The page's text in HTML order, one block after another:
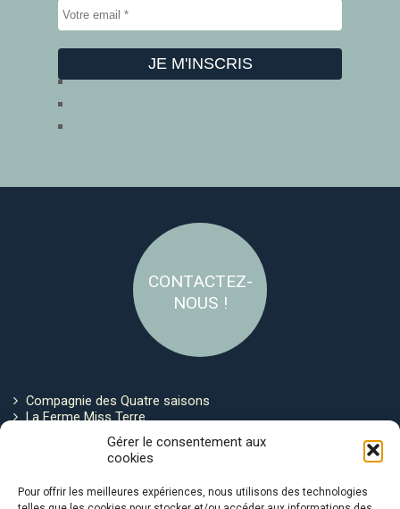
Gérer le consentement aux
cookies
Pour offrir les meilleures expériences, nous utilisons des technologies
CONTACTEZ-
NOUS !
Compagnie des Quatre saisons
La Ferme Miss Terre
Politique de cookies